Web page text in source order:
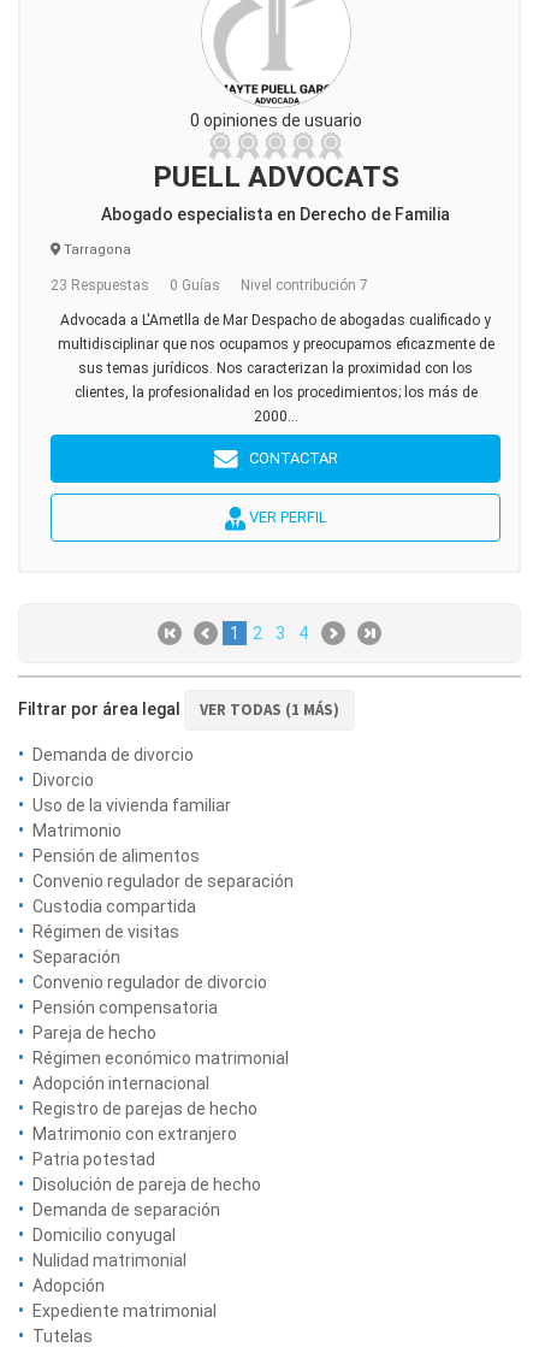
0 opiniones de usuario
PUELL ADVOCATS
Abogado especialista en Derecho de Familia
Tarragona
23 Respuestas 0 Guías Nivel contribución 7
Advocada a L'Ametlla de Mar Despacho de abogadas cualificado y
multidisciplinar que nos ocupamos y preocupamos eficazmente de
sus temas jurídicos. Nos caracterizan la proximidad con los
clientes, la profesionalidad en los procedimientos; los más de
2000...
CONTACTAR
VER PERFIL
1 2 3 4
Filtrar por área legal VER TODAS (1 MÁS)
Demanda de divorcio
Divorcio
Uso de la vivienda familiar
Matrimonio
Pensión de alimentos
Convenio regulador de separación
Custodia compartida
Régimen de visitas
Separación
Convenio regulador de divorcio
Pensión compensatoria
Pareja de hecho
Régimen económico matrimonial
Adopción internacional
Registro de parejas de hecho
Matrimonio con extranjero
Patria potestad
Disolución de pareja de hecho
Demanda de separación
Domicilio conyugal
Nulidad matrimonial
Adopción
Expediente matrimonial
Tutelas